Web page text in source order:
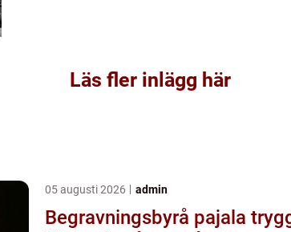
Läs fler inlägg här
05 augusti 2026 admin
Begravningsbyrå pajala trygg